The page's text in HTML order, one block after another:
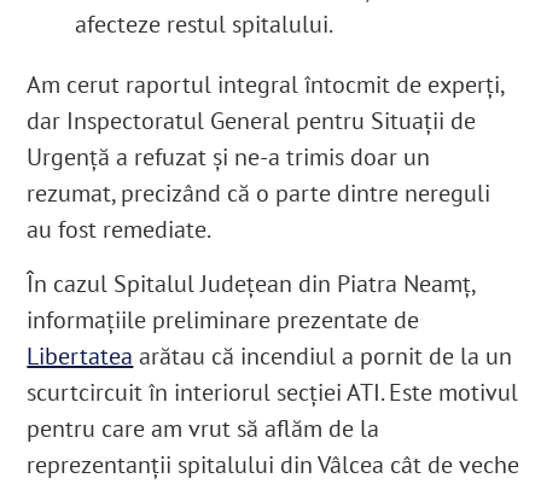
afecteze restul spitalului.
Am cerut raportul integral întocmit de experți,
dar Inspectoratul General pentru Situații de
Urgență a refuzat și ne-a trimis doar un
rezumat, precizând că o parte dintre nereguli
au fost remediate.
În cazul Spitalul Județean din Piatra Neamț,
informațiile preliminare prezentate de
Libertatea arătau că incendiul a pornit de la un
scurtcircuit în interiorul secției ATI. Este motivul
pentru care am vrut să aflăm de la
reprezentanții spitalului din Vâlcea cât de veche